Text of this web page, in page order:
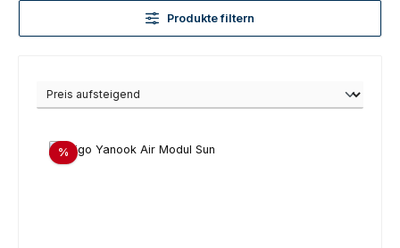
Produkte filtern
Rabatt
%